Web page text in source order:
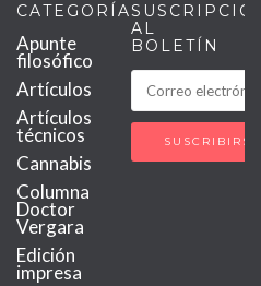
CATEGORÍAS
Apunte
filosófico
Artículos
Artículos
técnicos
Cannabis
Columna
Doctor
Vergara
Edición
impresa
SUSCRIPCIÓN
AL
BOLETÍN